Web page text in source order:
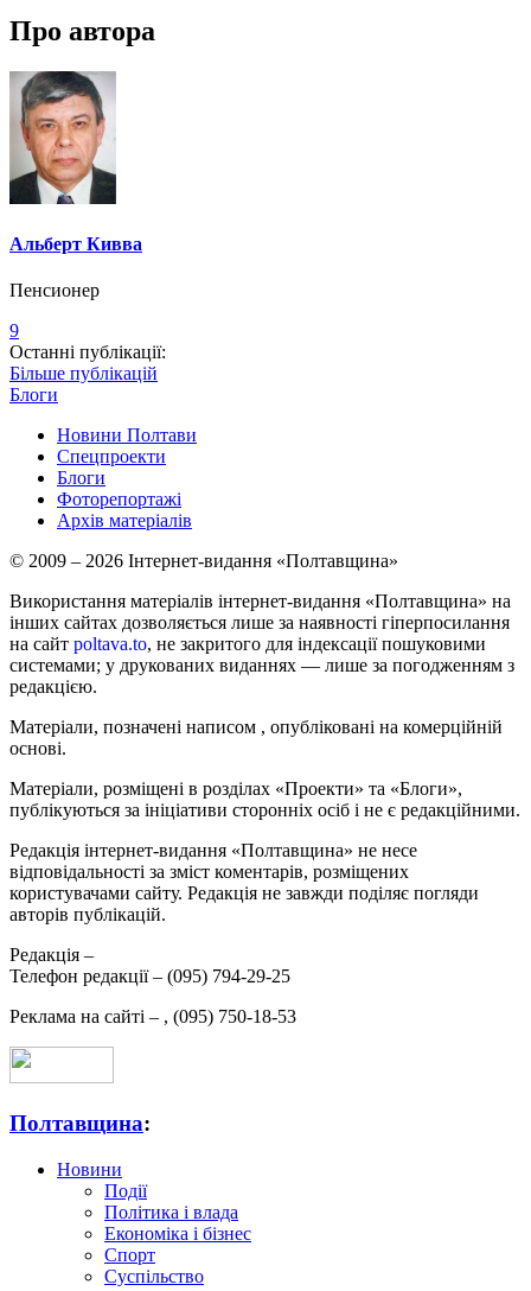
Про автора
Альберт Кивва
Пенсионер
9
Останні публікації:
Більше публікацій
Блоги
Новини Полтави
Спецпроекти
Блоги
Фоторепортажі
Архів матеріалів
© 2009 – 2026 Інтернет-видання «Полтавщина»
Використання матеріалів інтернет-видання «Полтавщина» на
інших сайтах дозволяється лише за наявності гіперпосилання
на сайт poltava.to, не закритого для індексації пошуковими
системами; у друкованих виданнях — лише за погодженням з
редакцією.
Матеріали, позначені написом , опубліковані на комерційній
основі.
Матеріали, розміщені в розділах «Проекти» та «Блоги»,
публікуються за ініціативи сторонніх осіб і не є редакційними.
Редакція інтернет-видання «Полтавщина» не несе
відповідальності за зміст коментарів, розміщених
користувачами сайту. Редакція не завжди поділяє погляди
авторів публікацій.
Редакція –
Телефон редакції – (095) 794-29-25
Реклама на сайті – , (095) 750-18-53
Полтавщина:
Новини
Події
Політика і влада
Економіка і бізнес
Спорт
Суспільство